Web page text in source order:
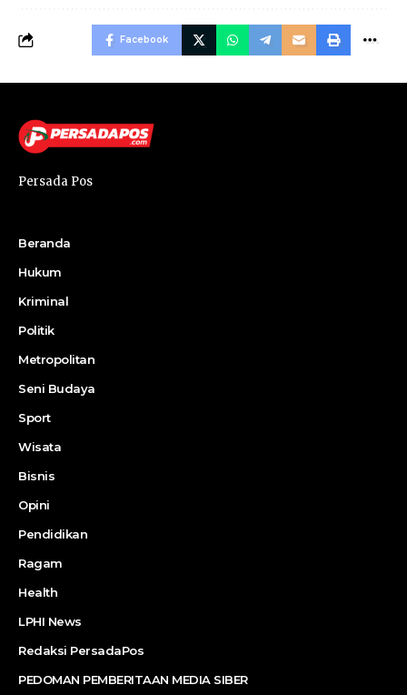
Facebook
Persada Pos
Beranda
Hukum
Kriminal
Politik
Metropolitan
Seni Budaya
Sport
Wisata
Bisnis
Opini
Pendidikan
Ragam
Health
LPHI News
Redaksi PersadaPos
PEDOMAN PEMBERITAAN MEDIA SIBER